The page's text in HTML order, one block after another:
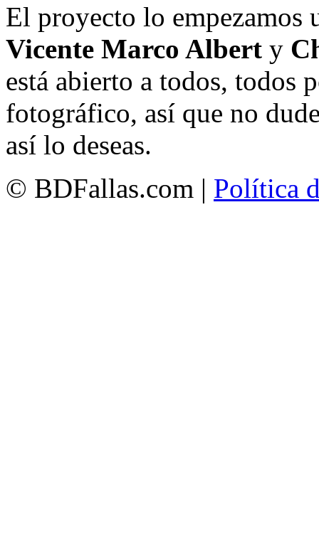
El proyecto lo empezamos
Vicente Marco Albert y
está abierto a todos, todos
fotográfico, así que no
así lo deseas.
© BDFallas.com | Política